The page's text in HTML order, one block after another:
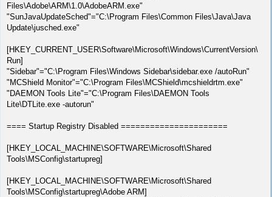
Files\Adobe\ARM\1.0\AdobeARM.exe"
"SunJavaUpdateSched"="C:\Program Files\Common Files\Java\Java
Update\jusched.exe"
[HKEY_CURRENT_USER\Software\Microsoft\Windows\CurrentVersion\
Run]
"Sidebar"="C:\Program Files\Windows Sidebar\sidebar.exe /autoRun"
"MCShield Monitor"="C:\Program Files\MCShield\mcshieldrtm.exe"
"DAEMON Tools Lite"="C:\Program Files\DAEMON Tools
Lite\DTLite.exe -autorun"
==== Startup Registry Disabled ======================
[HKEY_LOCAL_MACHINE\SOFTWARE\Microsoft\Shared
Tools\MSConfig\startupreg]
[HKEY_LOCAL_MACHINE\SOFTWARE\Microsoft\Shared
Tools\MSConfig\startupreg\Adobe ARM]